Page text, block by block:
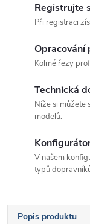
Registrujte
Při registraci
Opracování
Kolmé řezy
Technická
Níže si můžete
modelů.
V našem
typů
Popis produktu